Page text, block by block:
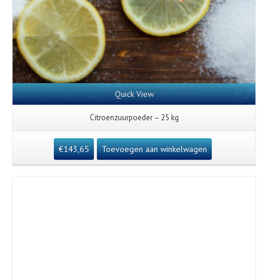
Quick View
Citroenzuurpoeder – 25 kg
€143,65 Toevoegen aan winkelwagen